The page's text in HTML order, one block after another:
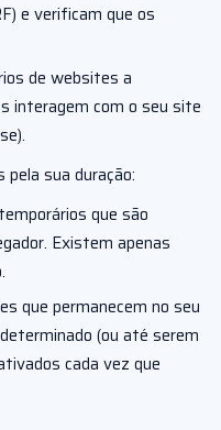
e verificam que os
de websites a
interagem com o seu site
sua duração:
que são
Existem apenas
que permanecem no seu
(ou até serem
cada vez que